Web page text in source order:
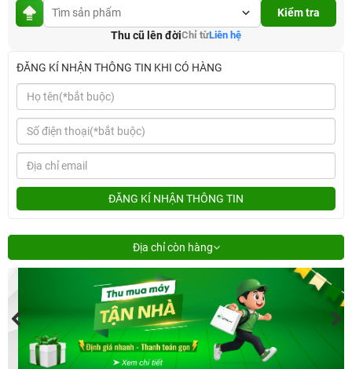
Kiểm tra
Thu cũ lên đờiChỉ từLiên hệ
ĐĂNG KÍ NHẬN THÔNG TIN KHI CÓ HÀNG
ĐĂNG KÍ NHẬN THÔNG TIN
Địa chỉ còn hàng